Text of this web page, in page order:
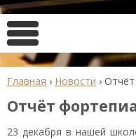
Главная › Новости ›
Отчёт
23 декабря в нашей